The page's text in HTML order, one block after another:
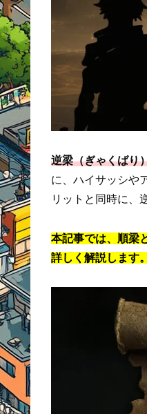
逆梁（ぎゃくばり
に、ハイサッシや
リットと同時に、
本記事では、順梁
詳しく解説します。